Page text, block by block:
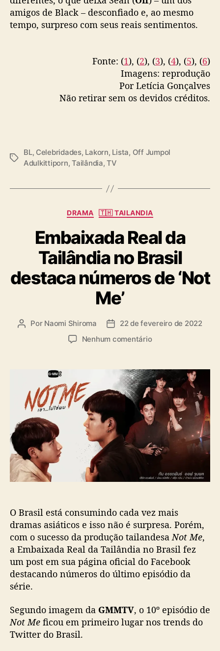
amigos de Black – desconfiado e, ao mesmo
tempo, surpreso com seus reais sentimentos.
Fonte: (1), (2), (3), (4), (5), (6)
Imagens: reprodução
Por Letícia Gonçalves
Não retirar sem os devidos créditos.
T
s
BL, Celebridades, Lakorn, Lista, Off Jumpol
Adulkittiporn,Tailândia,TV
C
t
e
g
o
r
a
DRAMA 🇹🇭 TAILANDIA
Embaixada Real da
Tailândia no Brasil
destaca números de ‘Not
Me’
A
o
s
Por Naomi Shiroma
D
p
u
l
i
c
22 de fevereiro de 2022
Nenhum comentárioe
m
b
a
i
x
a
a
R
a
a
T
a
l
â
n
a
n
O Brasil está consumindo cada vez mais
dramas asiáticos e isso não é surpresa. Porém,
com o sucesso da produção tailandesaNot Me,
a Embaixada Real da Tailândia no Brasil fez
um post em sua página oficial do Facebook
destacando números do último episódio da
série.
Segundo imagem da GMMTV, o 10º episódio de
Not Me ficou em primeiro lugar nos trends do
Twitter do Brasil.